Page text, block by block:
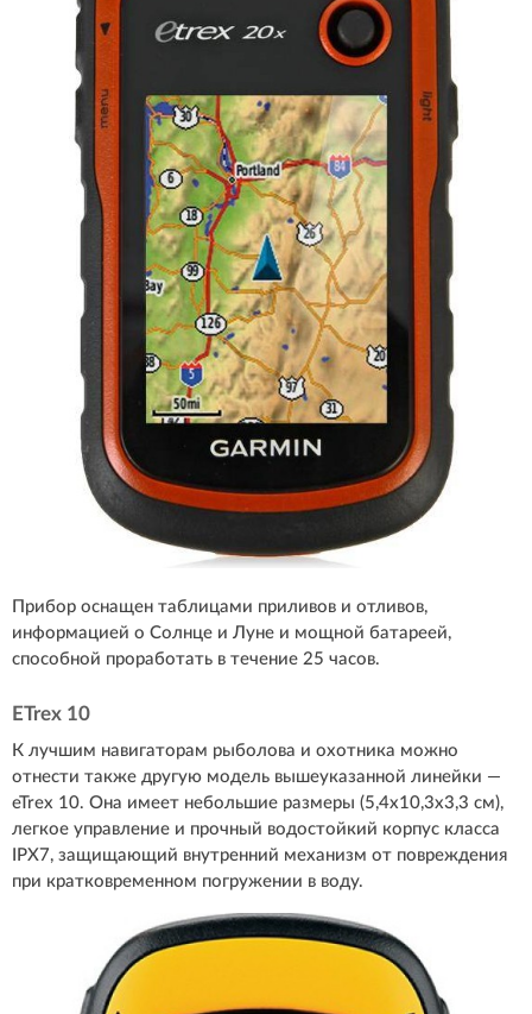
Прибор оснащен таблицами приливов и отливов,
информацией о Солнце и Луне и мощной батареей,
способной проработать в течение 25 часов.
ETrex 10
К лучшим навигаторам рыболова и охотника можно
отнести также другую модель вышеуказанной линейки —
eTrex 10. Она имеет небольшие размеры (5,4х10,3х3,3 см),
легкое управление и прочный водостойкий корпус класса
IPX7, защищающий внутренний механизм от повреждения
при кратковременном погружении в воду.